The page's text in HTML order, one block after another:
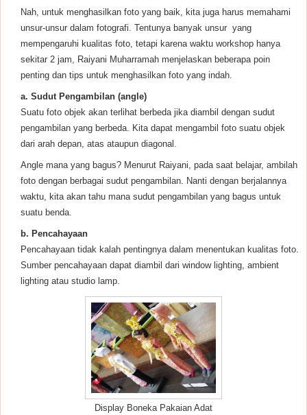
Nah, untuk menghasilkan foto yang baik, kita juga harus memahami
unsur-unsur dalam fotografi. Tentunya banyak unsur yang
mempengaruhi kualitas foto, tetapi karena waktu workshop hanya
sekitar 2 jam, Raiyani Muharramah menjelaskan beberapa poin
penting dan tips untuk menghasilkan foto yang indah.
a. Sudut Pengambilan (angle)
Suatu foto objek akan terlihat berbeda jika diambil dengan sudut
pengambilan yang berbeda. Kita dapat mengambil foto suatu objek
dari arah depan, atas ataupun diagonal.
Angle mana yang bagus? Menurut Raiyani, pada saat belajar, ambilah
foto dengan berbagai sudut pengambilan. Nanti dengan berjalannya
waktu, kita akan tahu mana sudut pengambilan yang bagus untuk
suatu benda.
b. Pencahayaan
Pencahayaan tidak kalah pentingnya dalam menentukan kualitas foto.
Sumber pencahayaan dapat diambil dari window lighting, ambient
lighting atau studio lamp.
Display Boneka Pakaian Adat